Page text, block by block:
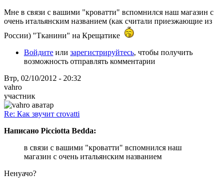
Мне в связи с вашими "кроватти" вспомнился наш магазин с
очень итальянским названием (как считали приезжающие из
России) "Тканини" на Крещатике
Войдите или зарегистрируйтесь, чтобы получить
возможность отправлять комментарии
Втр, 02/10/2012 - 20:32
vahro
участник
Re: Как звучит crovatti
Написано Picciotta Bedda:
в связи с вашими "кроватти" вспомнился наш
магазин с очень итальянским названием
Ненуачо?